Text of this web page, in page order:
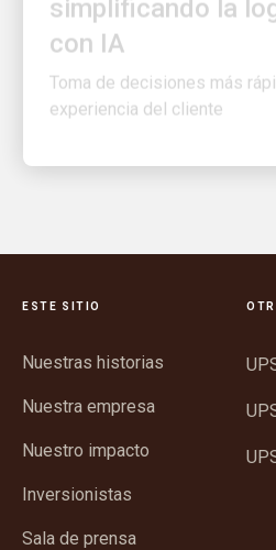
con IA
Toma de decisiones más
experiencia del cliente
ESTE SITIO
Nuestras historias
Nuestra empresa
Nuestro impacto
Inversionistas
Sala de prensa